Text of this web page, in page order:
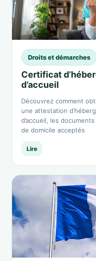
Droits et démarches
Certificat
d’accueil
Découvrez comment
une attestation
d’accueil, les
de domicile acceptés
Lire